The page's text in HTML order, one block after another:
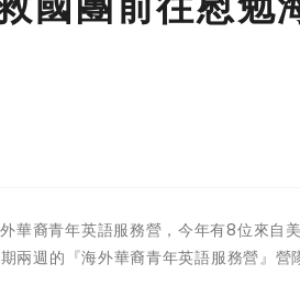
裔青年英語服務營，今年有8位來自
兩週的『海外華裔青年英語服務營』營